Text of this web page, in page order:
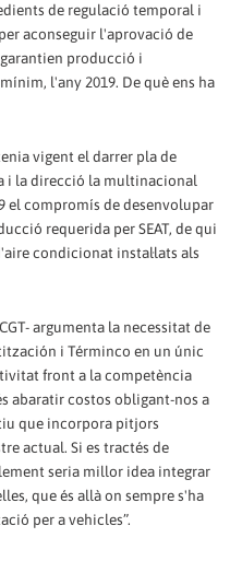
de regulació temporal i
aconseguir l'aprovació de
producció i
l'any 2019. De què ens ha
vigent el darrer pla de
i la direcció la multinacional
el compromís de desenvolupar
requerida per SEAT, de qui
condicionat instal·lats als
argumenta la necessitat de
i Términco en un únic
front a la competència
abaratir costos obligant-nos a
que incorpora pitjors
actual. Si es tractés de
seria millor idea integrar
que és allà on sempre s'ha
per a vehicles”.